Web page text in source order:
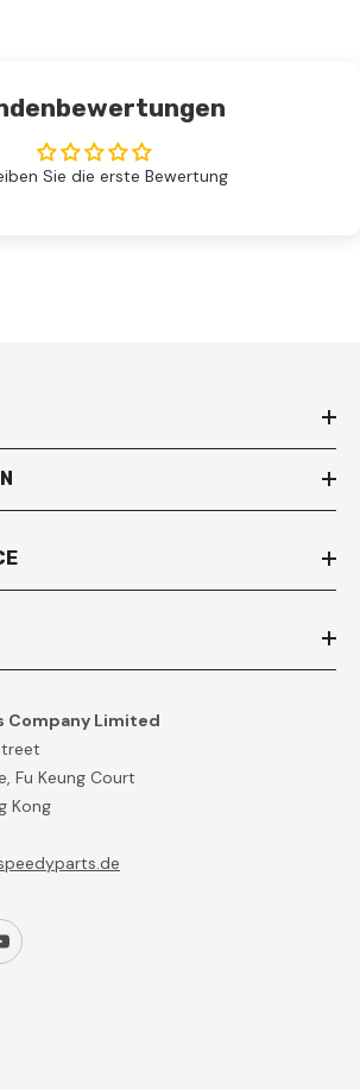
Sie die erste Bewertung
Company Limited
Fu Keung Court
Kong